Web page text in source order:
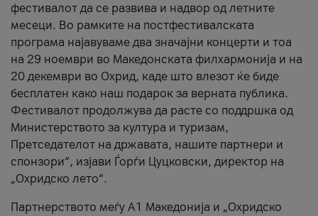
фестивалот да се развива и надвор од летните
месеци. Во рамките на постфестивалската
програма најавуваме два значајни концерти и тоа
на 29 ноември во Македонската филхармонија и на
20 декември во Охрид, каде што влезот ќе биде
бесплатен како наш подарок за верната публика.
Фестивалот продолжува да расте со поддршка од
Министерството за култура и туризам,
Претседателот на државата, нашите партнери и
спонзори“, изјави Ѓорѓи Цуцковски, директор на
„Охридско лето“.
Партнерството меѓу A1 Македонија и „Охридско